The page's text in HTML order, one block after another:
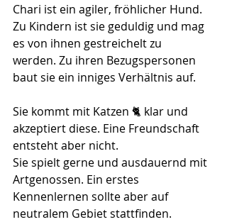
Chari ist ein agiler, fröhlicher Hund.
Zu Kindern ist sie geduldig und mag
es von ihnen gestreichelt zu
werden. Zu ihren Bezugspersonen
baut sie ein inniges Verhältnis auf.
Sie kommt mit Katzen 🐈 klar und
akzeptiert diese. Eine Freundschaft
entsteht aber nicht.
Sie spielt gerne und ausdauernd mit
Artgenossen. Ein erstes
Kennenlernen sollte aber auf
neutralem Gebiet stattfinden.